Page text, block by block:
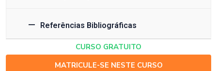
Referências Bibliográficas
CURSO GRATUITO
MATRICULE-SE NESTE CURSO